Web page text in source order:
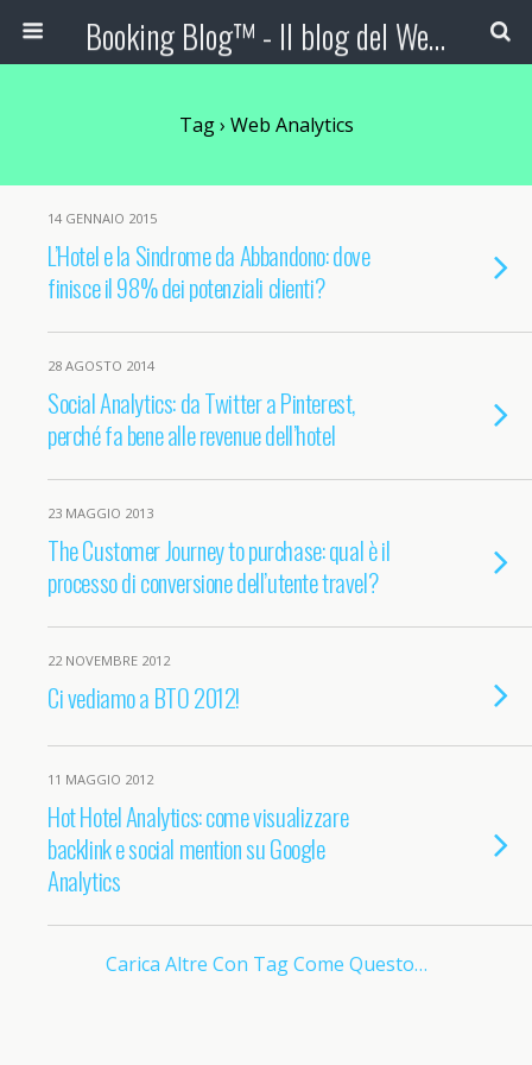
Booking Blog™ - Il blog del Web Marketing Turistico
Tag › Web Analytics
14 GENNAIO 2015
L’Hotel e la Sindrome da Abbandono: dove
finisce il 98% dei potenziali clienti?
28 AGOSTO 2014
Social Analytics: da Twitter a Pinterest,
perché fa bene alle revenue dell’hotel
23 MAGGIO 2013
The Customer Journey to purchase: qual è il
processo di conversione dell’utente travel?
22 NOVEMBRE 2012
Ci vediamo a BTO 2012!
11 MAGGIO 2012
Hot Hotel Analytics: come visualizzare
backlink e social mention su Google
Analytics
Carica Altre Con Tag Come Questo…